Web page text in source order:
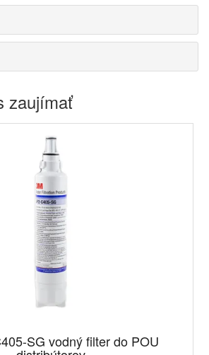
zaujímať
SG vodný filter do POU